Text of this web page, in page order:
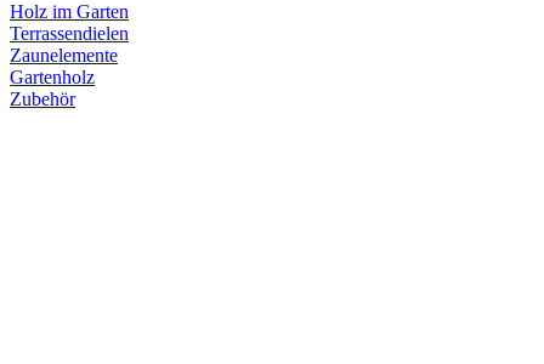
Holz im Garten
Terrassendielen
Zaunelemente
Gartenholz
Zubehör